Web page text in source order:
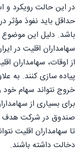
در این حالت رویکرد و
حداقل باید نفوذ
باشد. دلیل این
سهامداران اقلیت در
از اوقات، سهامداران
پیاده سازی کنند. به
خروج نتواند سهام خود
برای بسیاری از
صندوق در شرکت هدف
تا سهامداران اقلیت
دخالت داشته باشند.